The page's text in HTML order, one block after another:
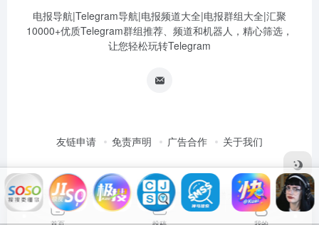
电报导航|Telegram导航|电报频道大全|电报群组大全|汇聚
10000+优质Telegram群组推荐、频道和机器人，精心筛选，
让您轻松玩转Telegram
友链申请 免责声明 广告合作 关于我们
Copyright © 2026电报导航|Telegram导航|电报频道大全|电报群组大
全